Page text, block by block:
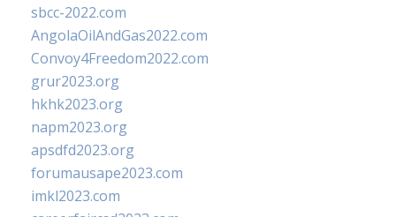
sbcc-2022.com
AngolaOilAndGas2022.com
Convoy4Freedom2022.com
grur2023.org
hkhk2023.org
napm2023.org
apsdfd2023.org
forumausape2023.com
imkl2023.com